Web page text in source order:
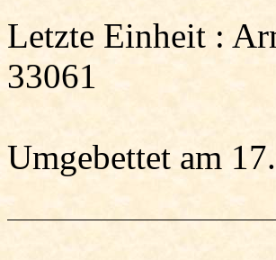
Letzte Einheit :
33061
Umgebettet am